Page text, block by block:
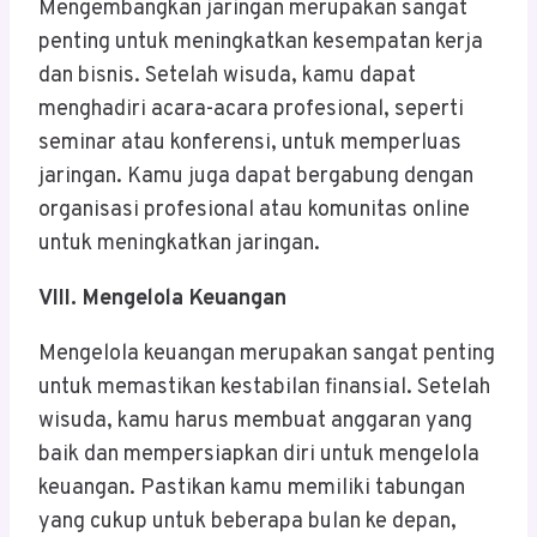
Mengembangkan jaringan merupakan sangat
penting untuk meningkatkan kesempatan kerja
dan bisnis. Setelah wisuda, kamu dapat
menghadiri acara-acara profesional, seperti
seminar atau konferensi, untuk memperluas
jaringan. Kamu juga dapat bergabung dengan
organisasi profesional atau komunitas online
untuk meningkatkan jaringan.
VIII. Mengelola Keuangan
Mengelola keuangan merupakan sangat penting
untuk memastikan kestabilan finansial. Setelah
wisuda, kamu harus membuat anggaran yang
baik dan mempersiapkan diri untuk mengelola
keuangan. Pastikan kamu memiliki tabungan
yang cukup untuk beberapa bulan ke depan,